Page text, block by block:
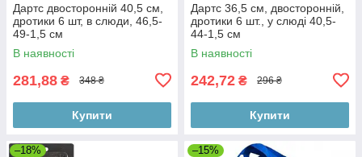
Дартс двосторонній 40,5 см,
дротики 6 шт, в слюди, 46,5-
49-1,5 см
В наявності
281,88 ₴ 348 ₴
Купити
Дартс 36,5 см, двосторонній,
дротики 6 шт., у слюді 40,5-
44-1,5 см
В наявності
242,72 ₴ 296 ₴
Купити
–18% –15%